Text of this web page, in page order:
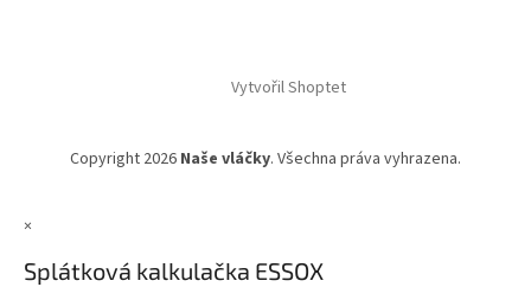
Vytvořil Shoptet
Copyright 2026 Naše vláčky. Všechna práva vyhrazena.
×
Splátková kalkulačka ESSOX